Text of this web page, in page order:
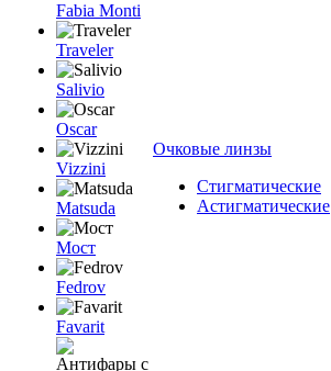
Fabia Monti
Traveler
Salivio
Oscar
Vizzini
Matsuda
Мост
Fedrov
Favarit
Очковые линзы
Стигматические
Астигматические